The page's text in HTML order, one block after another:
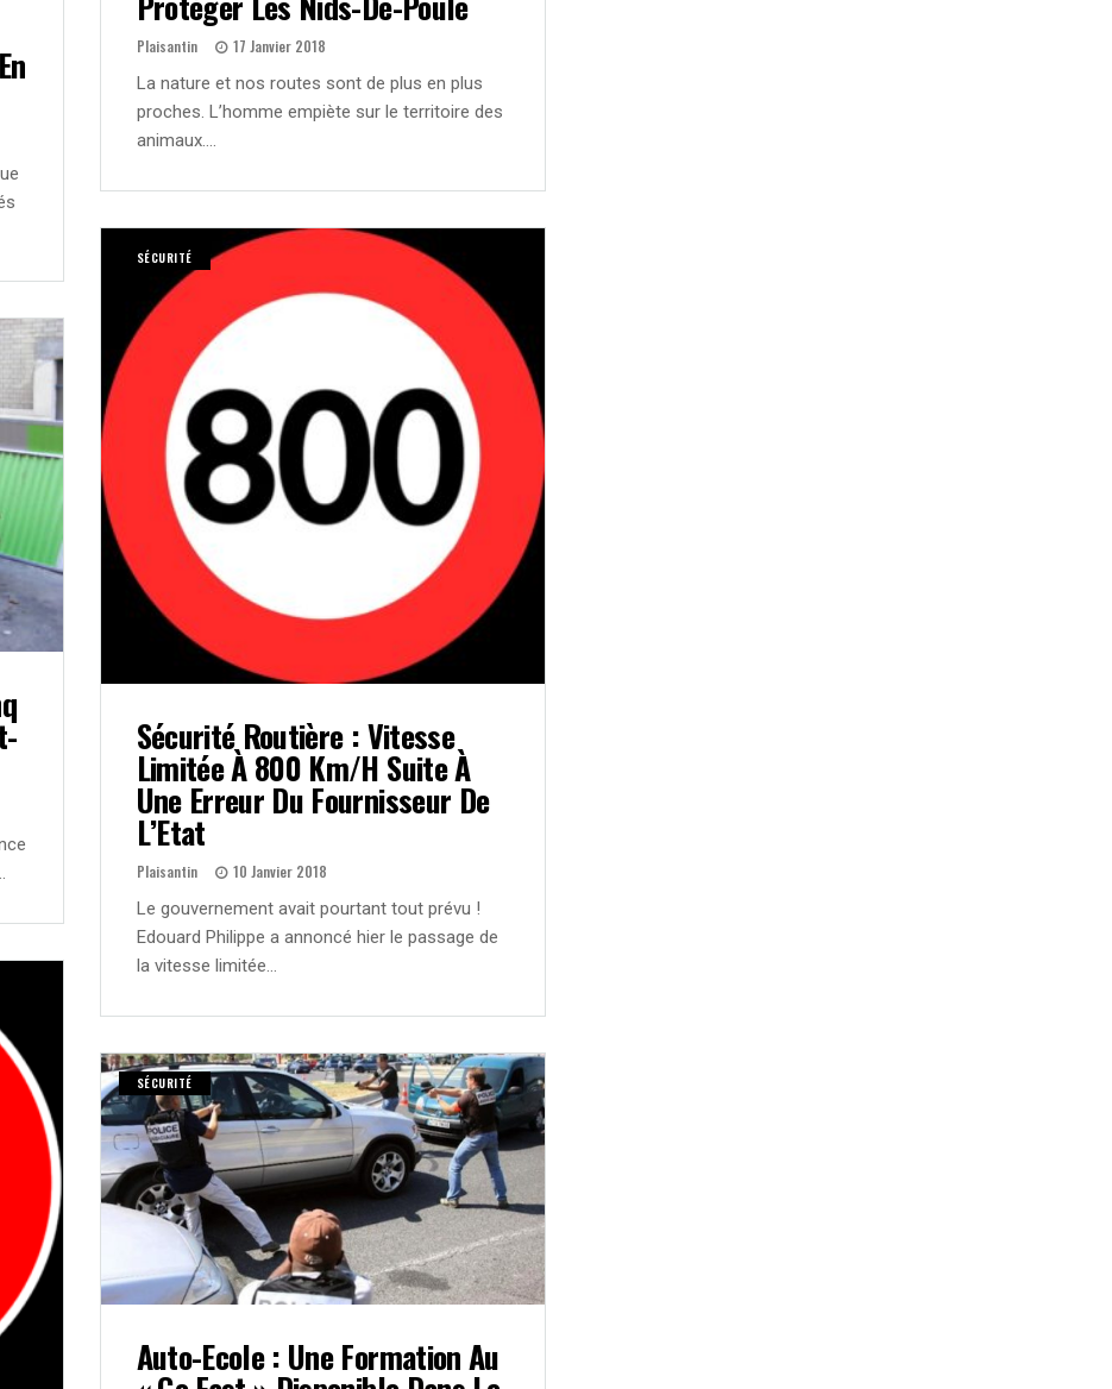
Plaisantin 17 Janvier 2018
La nature et nos routes sont de plus en plus
proches. L’homme empiète sur le territoire des
animaux….
SÉCURITÉ
Sécurité Routière : Vitesse
Limitée À 800 Km/h Suite À
Une Erreur Du Fournisseur De
L’Etat
Plaisantin 10 Janvier 2018
Le gouvernement avait pourtant tout prévu !
Edouard Philippe a annoncé hier le passage de
la vitesse limitée…
SÉCURITÉ
Auto-Ecole : Une Formation Au